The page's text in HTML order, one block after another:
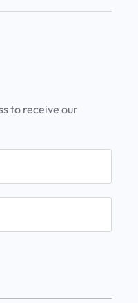
to receive our